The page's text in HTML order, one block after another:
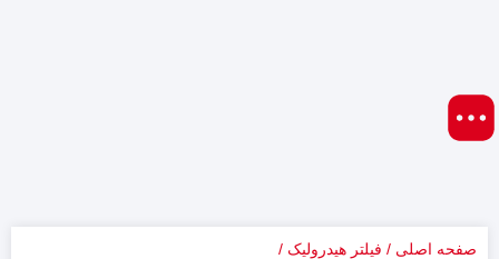
صفحه اصلی
فیلتر هیدرولیک